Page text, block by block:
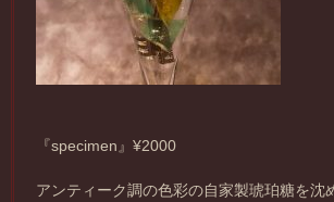
『specimen』¥2000
アンティーク調の色彩の自家製琥珀糖を沈